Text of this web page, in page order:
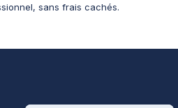
sans frais cachés.